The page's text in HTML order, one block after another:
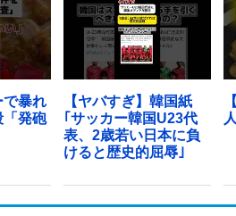
で暴れ
「発砲
【ヤバすぎ】韓国紙
｢サッカー韓国U23代
表、2歳若い日本に負
けると歴史的屈辱｣